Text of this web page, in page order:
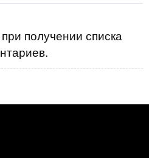
получении списка